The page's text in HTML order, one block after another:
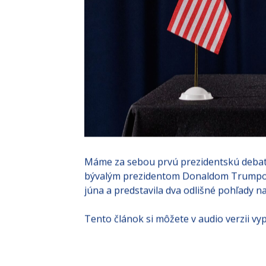
Máme za sebou prvú prezidentskú
bývalým prezidentom Donaldom